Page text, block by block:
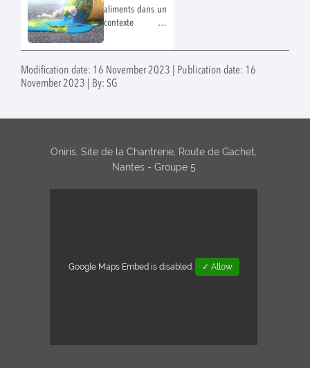
PROTECT
project
aliments dans un
contexte de
climatique :
européen
PROTECT
Modification date: 16 November 2023 | Publication date: 16
November 2023 | By: SG
Oniris, Site de la Chantrerie, Route de Gachet,
Nantes - Groupe 5
Google Maps Embed is disabled. ✓ Allow